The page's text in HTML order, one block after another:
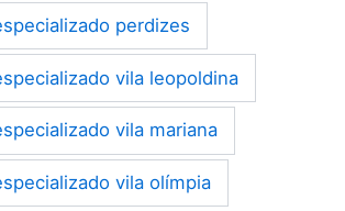
perdizes
vila leopoldina
vila mariana
vila olímpia